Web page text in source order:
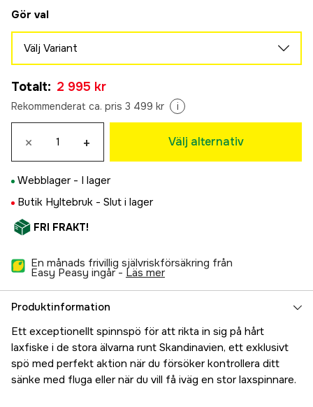
Gör val
Välj Variant
2 995 kr
Totalt: 2 995 kr
Rekommenderat ca. pris 3 499 kr i
× + Välj alternativ
Webblager - I lager
Butik Hyltebruk - Slut i lager
FRI FRAKT!
En månads frivillig självriskförsäkring från
Easy Peasy ingår - läs mer
Produktinformation
Ett exceptionellt spinnspö för att rikta in sig på hårt
laxfiske i de stora älvarna runt Skandinavien, ett exklusivt
spö med perfekt aktion när du försöker kontrollera ditt
sänke med fluga eller när du vill få iväg en stor laxspinnare.